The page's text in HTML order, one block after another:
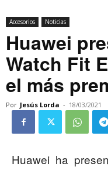
Accesorios Noticias
Huawei
Watch Fit
el más
Por Jesús Lorda - 18/03/2021
Huawei ha